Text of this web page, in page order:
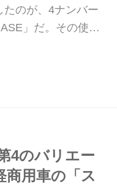
たのが、4ナンバー
」だ。その使い
速道路での移動も
ことにした。
4のバリエー
商用車の「ス